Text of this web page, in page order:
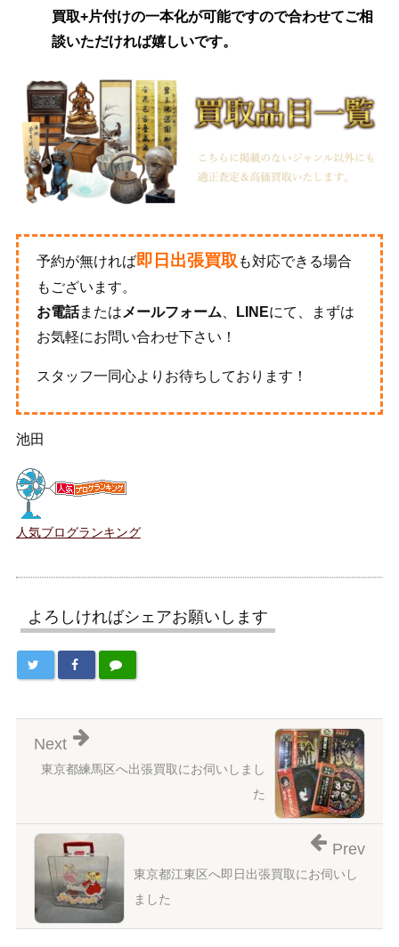
買取+片付けの一本化が可能ですので合わせてご相
談いただければ嬉しいです。
予約が無ければ即日出張買取 も対応できる場合
もございます。
お電話または メールフォーム LINEにて、まずは
お気軽にお問い合わせ下さい！
スタッフ一同心よりお待ちしております！
池田
人気ブログランキング
よろしければシェアお願いします
東京都練馬区へ出張買取にお伺いしまし
た
Next
東京都江東区へ即日出張買取にお伺いし
ました
Prev